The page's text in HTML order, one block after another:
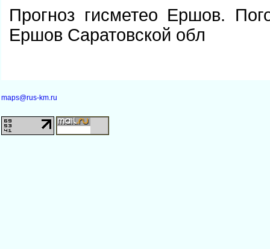
Прогноз гисметео Ершов.
Ершов Саратовской обл
maps@rus-km.ru